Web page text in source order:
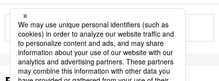
More in this series